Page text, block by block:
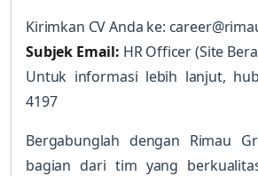
Kirimkan CV Anda ke:
Subjek Email: HR Officer (Site
Untuk informasi lebih lanjut,
4197
Bergabunglah dengan Rimau
bagian dari tim yang